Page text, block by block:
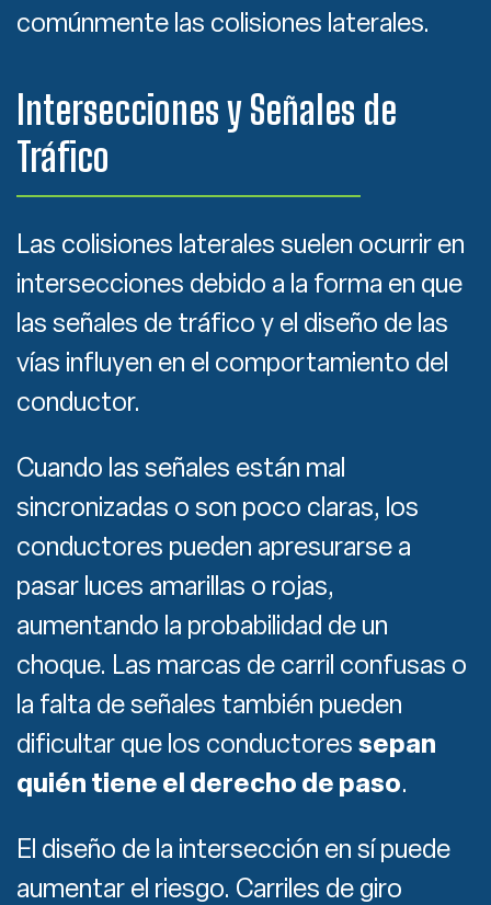
comúnmente las colisiones laterales.
Intersecciones y Señales de
Tráfico
Las colisiones laterales suelen ocurrir en
intersecciones debido a la forma en que
las señales de tráfico y el diseño de las
vías influyen en el comportamiento del
conductor.
Cuando las señales están mal
sincronizadas o son poco claras, los
conductores pueden apresurarse a
pasar luces amarillas o rojas,
aumentando la probabilidad de un
choque. Las marcas de carril confusas o
la falta de señales también pueden
dificultar que los conductores sepan
quién tiene el derecho de paso.
El diseño de la intersección en sí puede
aumentar el riesgo. Carriles de giro